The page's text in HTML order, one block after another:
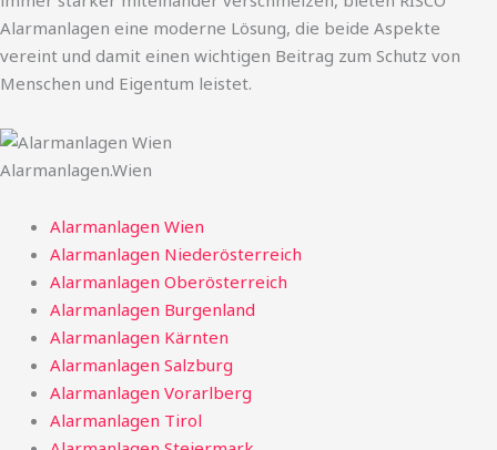
Alarmanlagen eine moderne Lösung, die beide Aspekte
vereint und damit einen wichtigen Beitrag zum Schutz von
Menschen und Eigentum leistet.
Alarmanlagen.Wien
Alarmanlagen Wien
Alarmanlagen Niederösterreich
Alarmanlagen Oberösterreich
Alarmanlagen Burgenland
Alarmanlagen Kärnten
Alarmanlagen Salzburg
Alarmanlagen Vorarlberg
Alarmanlagen Tirol